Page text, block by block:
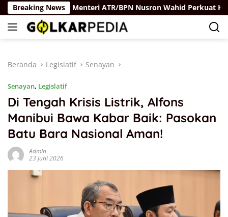
Langsung
ke
konten
Breaking NewsMenteri ATR/BPN Nusron Wahid Perkuat
Beranda Legislatif Senayan
Senayan, Legislatif
Di Tengah Krisis Listrik, Alfons
Manibui Bawa Kabar Baik: Pasokan
Batu Bara Nasional Aman!
Admin
23 Juni 2026